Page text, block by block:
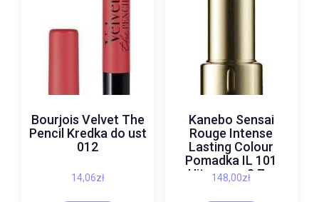
Bourjois Velvet The
Pencil Kredka do ust
012
14,06zł
Kanebo Sensai
Rouge Intense
Lasting Colour
Pomadka IL 101
Hitoeume 3,7 g
148,00zł